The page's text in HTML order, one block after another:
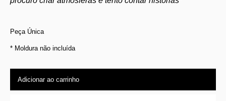
Peça Única
* Moldura não incluída
Adicionar ao carrinho